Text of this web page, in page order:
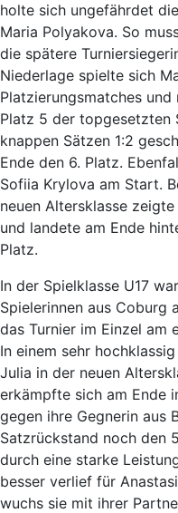
holte sich ungefährdet
Maria Polyakova. So
die spätere
Niederlage spielte sich
Platzierungsmatches
Platz 5 der topgesetzten
knappen Sätzen 1:2
Ende den 6. Platz.
Sofiia Krylova am Start.
neuen Altersklasse
und landete am Ende
Platz.
In der Spielklasse U17
Spielerinnen aus Coburg
das Turnier im Einzel am
In einem sehr
Julia in der neuen
erkämpfte sich am Ende
gegen ihre Gegnerin aus
Satzrückstand noch den
durch eine starke
besser verlief für
wuchs sie mit ihrer